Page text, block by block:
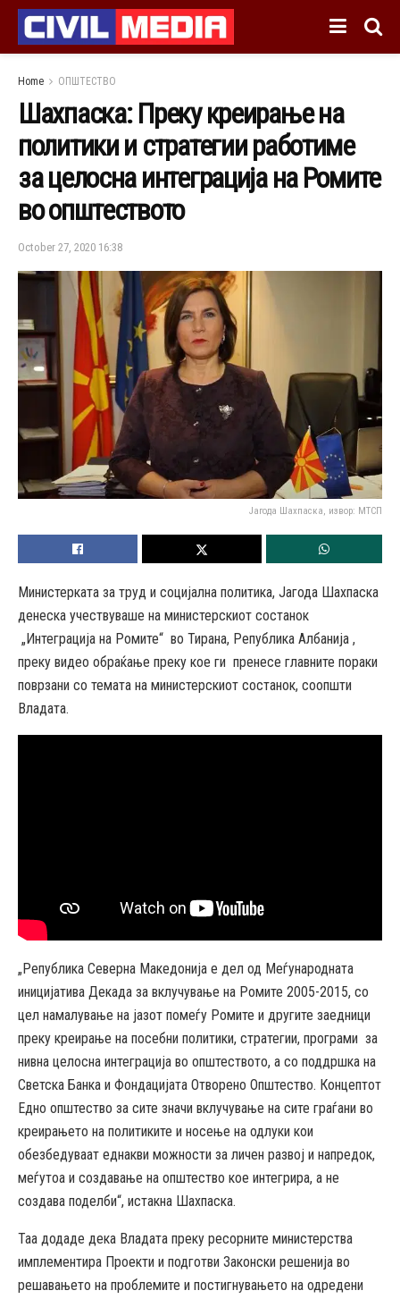
Home ОПШТЕСТВО
Шахпаска: Преку креирање на
политики и стратегии работиме
за целосна интеграција на Ромите
во општеството
October 27, 2020 16:38
Јагода Шахпаска, извор: МТСП
Министерката за труд и социјална политика, Јагода Шахпаска
денеска учествуваше на министерскиот состанок
„Интеграција на Ромите“ во Тирана, Република Албанија ,
преку видео обраќање преку кое ги пренесе главните пораки
поврзани со темата на министерскиот состанок, соопшти
Владата.
„Република Северна Македонија е дел од Меѓународната
иницијатива Декада за вклучување на Ромите 2005-2015, со
цел намалување на јазот помеѓу Ромите и другите заедници
преку креирање на посебни политики, стратегии, програми за
нивна целосна интеграција во општеството, а со поддршка на
Светска Банка и Фондацијата Отворено Општество. Концептот
Едно општество за сите значи вклучување на сите граѓани во
креирањето на политиките и носење на одлуки кои
обезбедуваат еднакви можности за личен развој и напредок,
меѓутоа и создавање на општество кое интегрира, а не
создава поделби“, истакна Шахпаска.
Таа додаде дека Владата преку ресорните министерства
имплементира Проекти и подготви Законски решенија во
решавањето на проблемите и постигнувањето на одредени